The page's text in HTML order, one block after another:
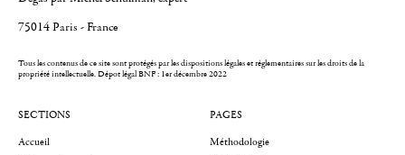
75014 Paris - France
Tous les contenus de ce site sont protégés par les dispositions légales et réglementaires sur les droits de la
propriété intellectuelle.Dépot légal BNF : 1er décembre 2022
SECTIONS
Accueil
PAGES
Méthodologie